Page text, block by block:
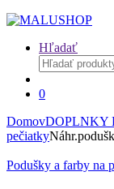
Hľadať
Hľadať:
0
DomovDOPLNKY
pečiatky
Podušky a farby na